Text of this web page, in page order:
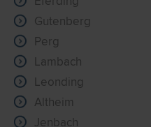
Gutenberg
Perg
Lambach
Leonding
Altheim
Jenbach